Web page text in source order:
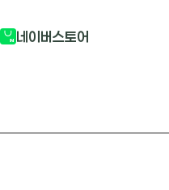
네이버스토어